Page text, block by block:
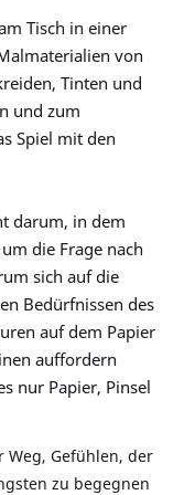
Tisch in einer
von
Tinten und
und zum
Spiel mit den
darum, in dem
die Frage nach
sich auf die
Bedürfnissen des
auf dem Papier
auffordern
nur Papier, Pinsel
Weg, Gefühlen, der
zu begegnen